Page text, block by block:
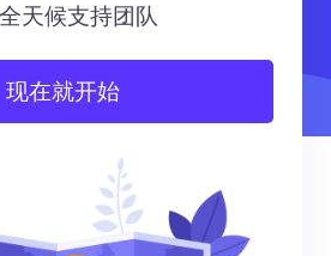
全天候支持团队
现在就开始